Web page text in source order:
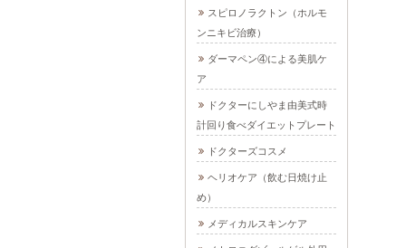
スピロノラクトン（ホルモ
ンニキビ治療）
ダーマペン④による美肌ケ
ア
ドクターにしやま由美式時
計回り食べダイエットプレート
ドクターズコスメ
ヘリオケア（飲む日焼け止
め）
メディカルスキンケア